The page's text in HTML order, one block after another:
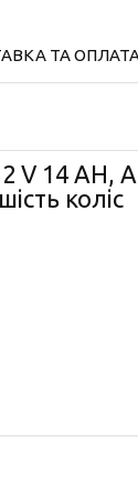
ТА
V 14 AH,
коліс